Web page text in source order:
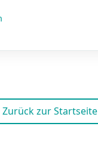
Zurück zur Startseite